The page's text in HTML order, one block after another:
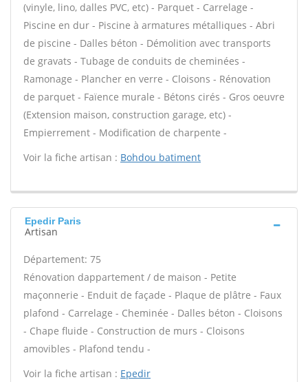
(vinyle, lino, dalles PVC, etc) - Parquet - Carrelage -
Piscine en dur - Piscine à armatures métalliques - Abri
de piscine - Dalles béton - Démolition avec transports
de gravats - Tubage de conduits de cheminées -
Ramonage - Plancher en verre - Cloisons - Rénovation
de parquet - Faïence murale - Bétons cirés - Gros oeuvre
(Extension maison, construction garage, etc) -
Empierrement - Modification de charpente -
Voir la fiche artisan : Bohdou batiment
Epedir Paris
Artisan
Département: 75
Rénovation dappartement / de maison - Petite
maçonnerie - Enduit de façade - Plaque de plâtre - Faux
plafond - Carrelage - Cheminée - Dalles béton - Cloisons
- Chape fluide - Construction de murs - Cloisons
amovibles - Plafond tendu -
Voir la fiche artisan : Epedir